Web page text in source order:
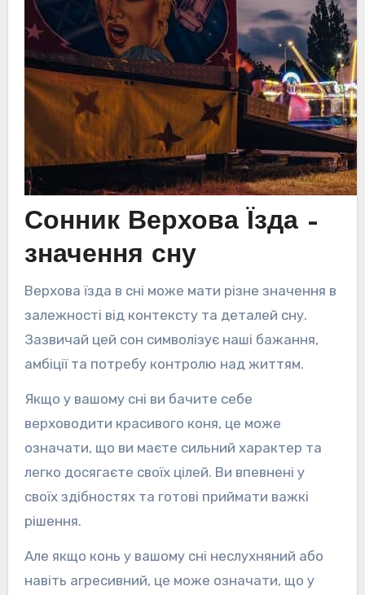
Сонник Верхова Їзда –
значення сну
Верхова їзда в сні може мати різне значення в
залежності від контексту та деталей сну.
Зазвичай цей сон символізує наші бажання,
амбіції та потребу контролю над життям.
Якщо у вашому сні ви бачите себе
верховодити красивого коня, це може
означати, що ви маєте сильний характер та
легко досягаєте своїх цілей. Ви впевнені у
своїх здібностях та готові приймати важкі
рішення.
Але якщо конь у вашому сні неслухняний або
навіть агресивний, це може означати, що у